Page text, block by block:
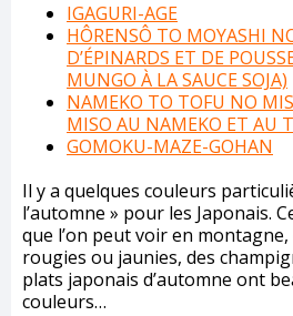
IGAGURI-AGE
HÔRENSÔ TO MOYASHI
D’ÉPINARDS ET DE
MUNGO À LA SAUCE SOJA)
NAMEKO TO TOFU NO
MISO AU NAMEKO ET AU
GOMOKU-MAZE-GOHAN
Il y a quelques couleurs
l’automne » pour les Japonais.
que l’on peut voir en
rougies ou jaunies, des
plats japonais d’automne ont
couleurs…